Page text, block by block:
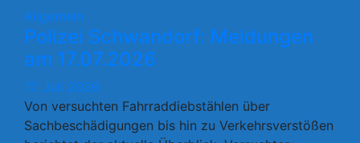
Allgemein
Polizei Schwandorf: Meldungen
am 17.07.2026
17. Juli 2026
Von versuchten Fahrraddiebstählen über
Sachbeschädigungen bis hin zu Verkehrsverstößen